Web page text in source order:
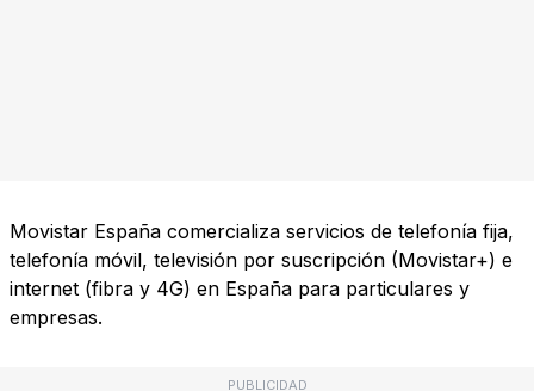
Movistar España comercializa servicios de telefonía fija,
telefonía móvil, televisión por suscripción (Movistar+) e
internet (fibra y 4G) en España para particulares y
empresas.
PUBLICIDAD